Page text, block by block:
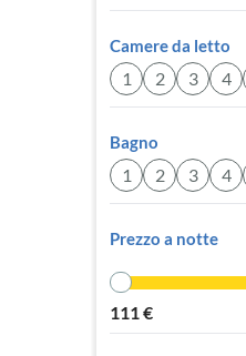
Camere da letto
1 2 3 4
Bagno
1 2 3 4
Prezzo a notte
111€